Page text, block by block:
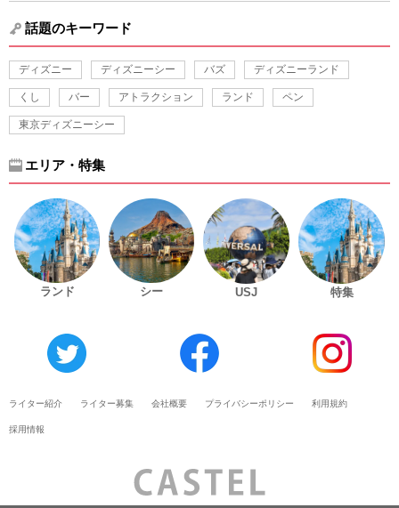
話題のキーワード
ディズニー ディズニーシー バズ ディズニーランド
くし バー アトラクション ランド ペン
東京ディズニーシー
エリア・特集
ランド シー USJ 特集
ライター紹介 ライター募集 会社概要 プライバシーポリシー 利用規約
採用情報